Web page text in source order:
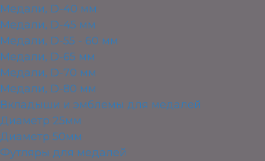
Медали, D-40 мм
Медали, D-45 мм
Медали, D-55 - 60 мм
Медали, D-65 мм
Медали, D-70 мм
Медали, D-80 мм
Вкладыши и эмблемы для медалей
Диаметр 25мм
Диаметр 50мм
Футляры для медалей